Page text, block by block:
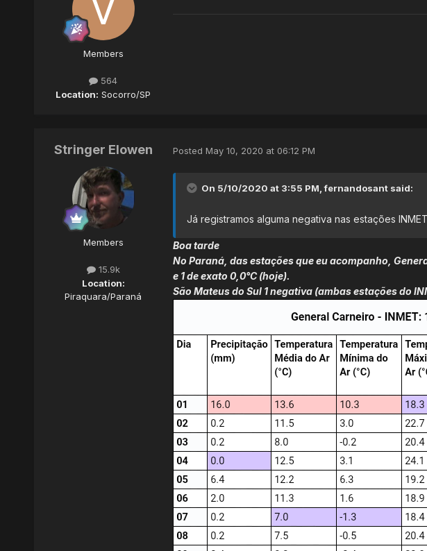
Members
564
Location: Socorro/SP
Stringer Elowen
Members
15.9k
Location:
Piraquara/Paraná
Posted May 10, 2020 at 06:12 PM
On 5/10/2020 at 3:55 PM,fernandosantsaid:
Já registramos alguma negativa nas estações
Boa tarde
No Paraná, das estações que eu acompanho,
e 1 de exato 0,0°C (hoje).
São Mateus do Sul 1 negativa (ambas estações do